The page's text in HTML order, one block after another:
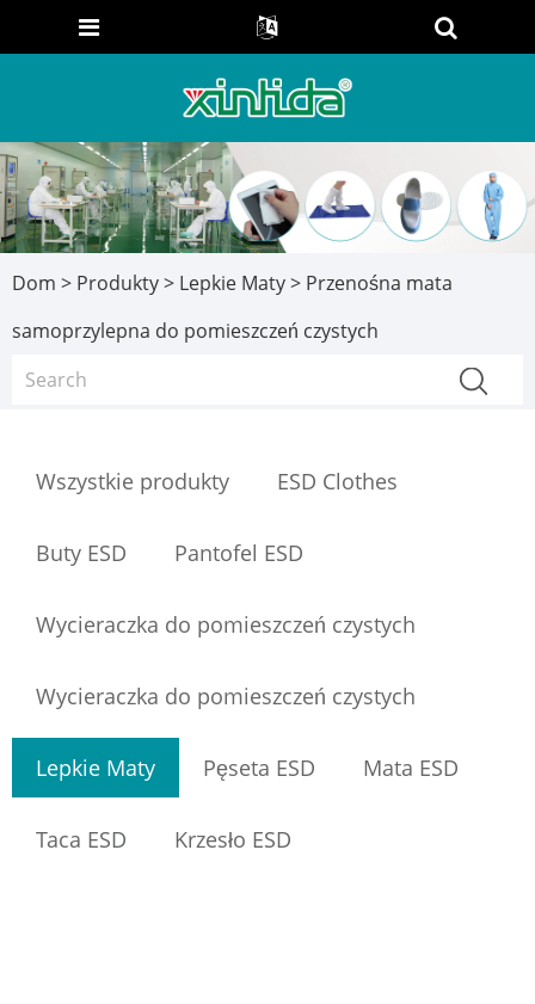
Dom > Produkty> Lepkie Maty> Przenośna mata
samoprzylepna do pomieszczeń czystych
Wszystkie produkty ESD Clothes
Buty ESD Pantofel ESD
Wycieraczka do pomieszczeń czystych
Wycieraczka do pomieszczeń czystych
Lepkie Maty Pęseta ESD Mata ESD
Taca ESD Krzesło ESD